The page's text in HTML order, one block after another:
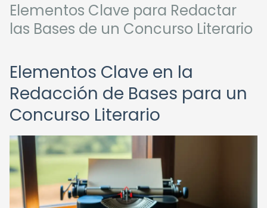
Elementos Clave para Redactar
las Bases de un Concurso Literario
Elementos Clave en la
Redacción de Bases para un
Concurso Literario